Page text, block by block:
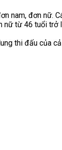
nam, đơn nữ.
từ 46 tuổi
thi đấu của